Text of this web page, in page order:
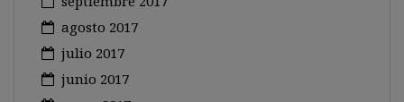
agosto 2017
julio 2017
junio 2017